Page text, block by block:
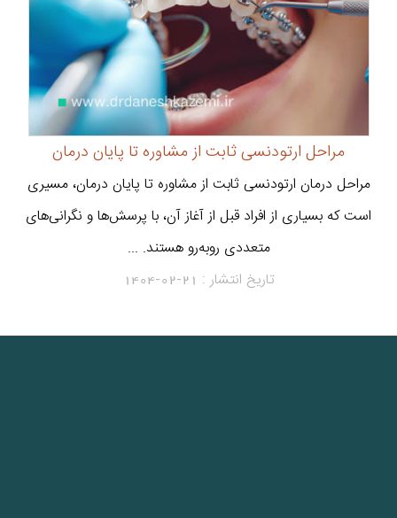
مراحل ارتودنسی ثابت از مشاوره تا پایان درمان
مراحل درمان ارتودنسی ثابت از مشاوره تا پایان درمان، مسیری
است که بسیاری از افراد قبل از آغاز آن، با پرسش‌ها و نگرانی‌های
متعددی روبه‌رو هستند. ...
تاریخ انتشار : 1404-02-21